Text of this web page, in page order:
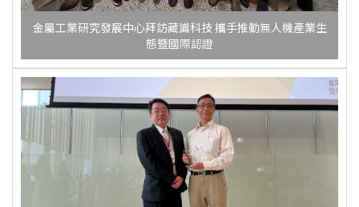
金屬工業研究發展中心拜訪藏識科技 攜手推動無人機產業生
態暨國際認證